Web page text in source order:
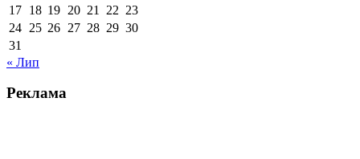
17 18 19 20 21 22 23
24 25 26 27 28 29 30
31
« Лип
Реклама